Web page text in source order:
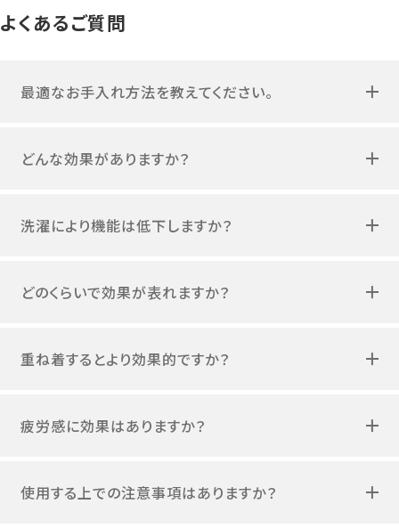
よくあるご質問
最適なお手入れ方法を教えてください。
どんな効果がありますか？
洗濯により機能は低下しますか？
どのくらいで効果が表れますか？
重ね着するとより効果的ですか？
疲労感に効果はありますか？
使用する上での注意事項はありますか？